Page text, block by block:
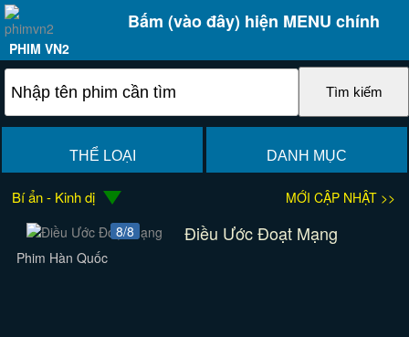
Bấm (vào đây) hiện MENU chính
PHIM VN2
THỂ LOẠI DANH MỤC
Bí ẩn - Kinh dị
MỚI CẬP NHẬT >>
8/8
Điều Ước Đoạt Mạng
Phim Hàn Quốc